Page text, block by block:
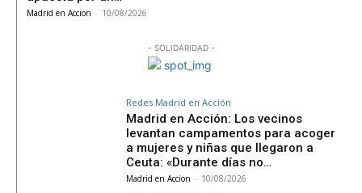
Madrid en Accion - 10/08/2026
- SOLIDARIDAD -
Redes Madrid en Acción
Madrid en Acción: Los vecinos
levantan campamentos para acoger
a mujeres y niñas que llegaron a
Ceuta: «Durante días no…
Madrid en Accion - 10/08/2026